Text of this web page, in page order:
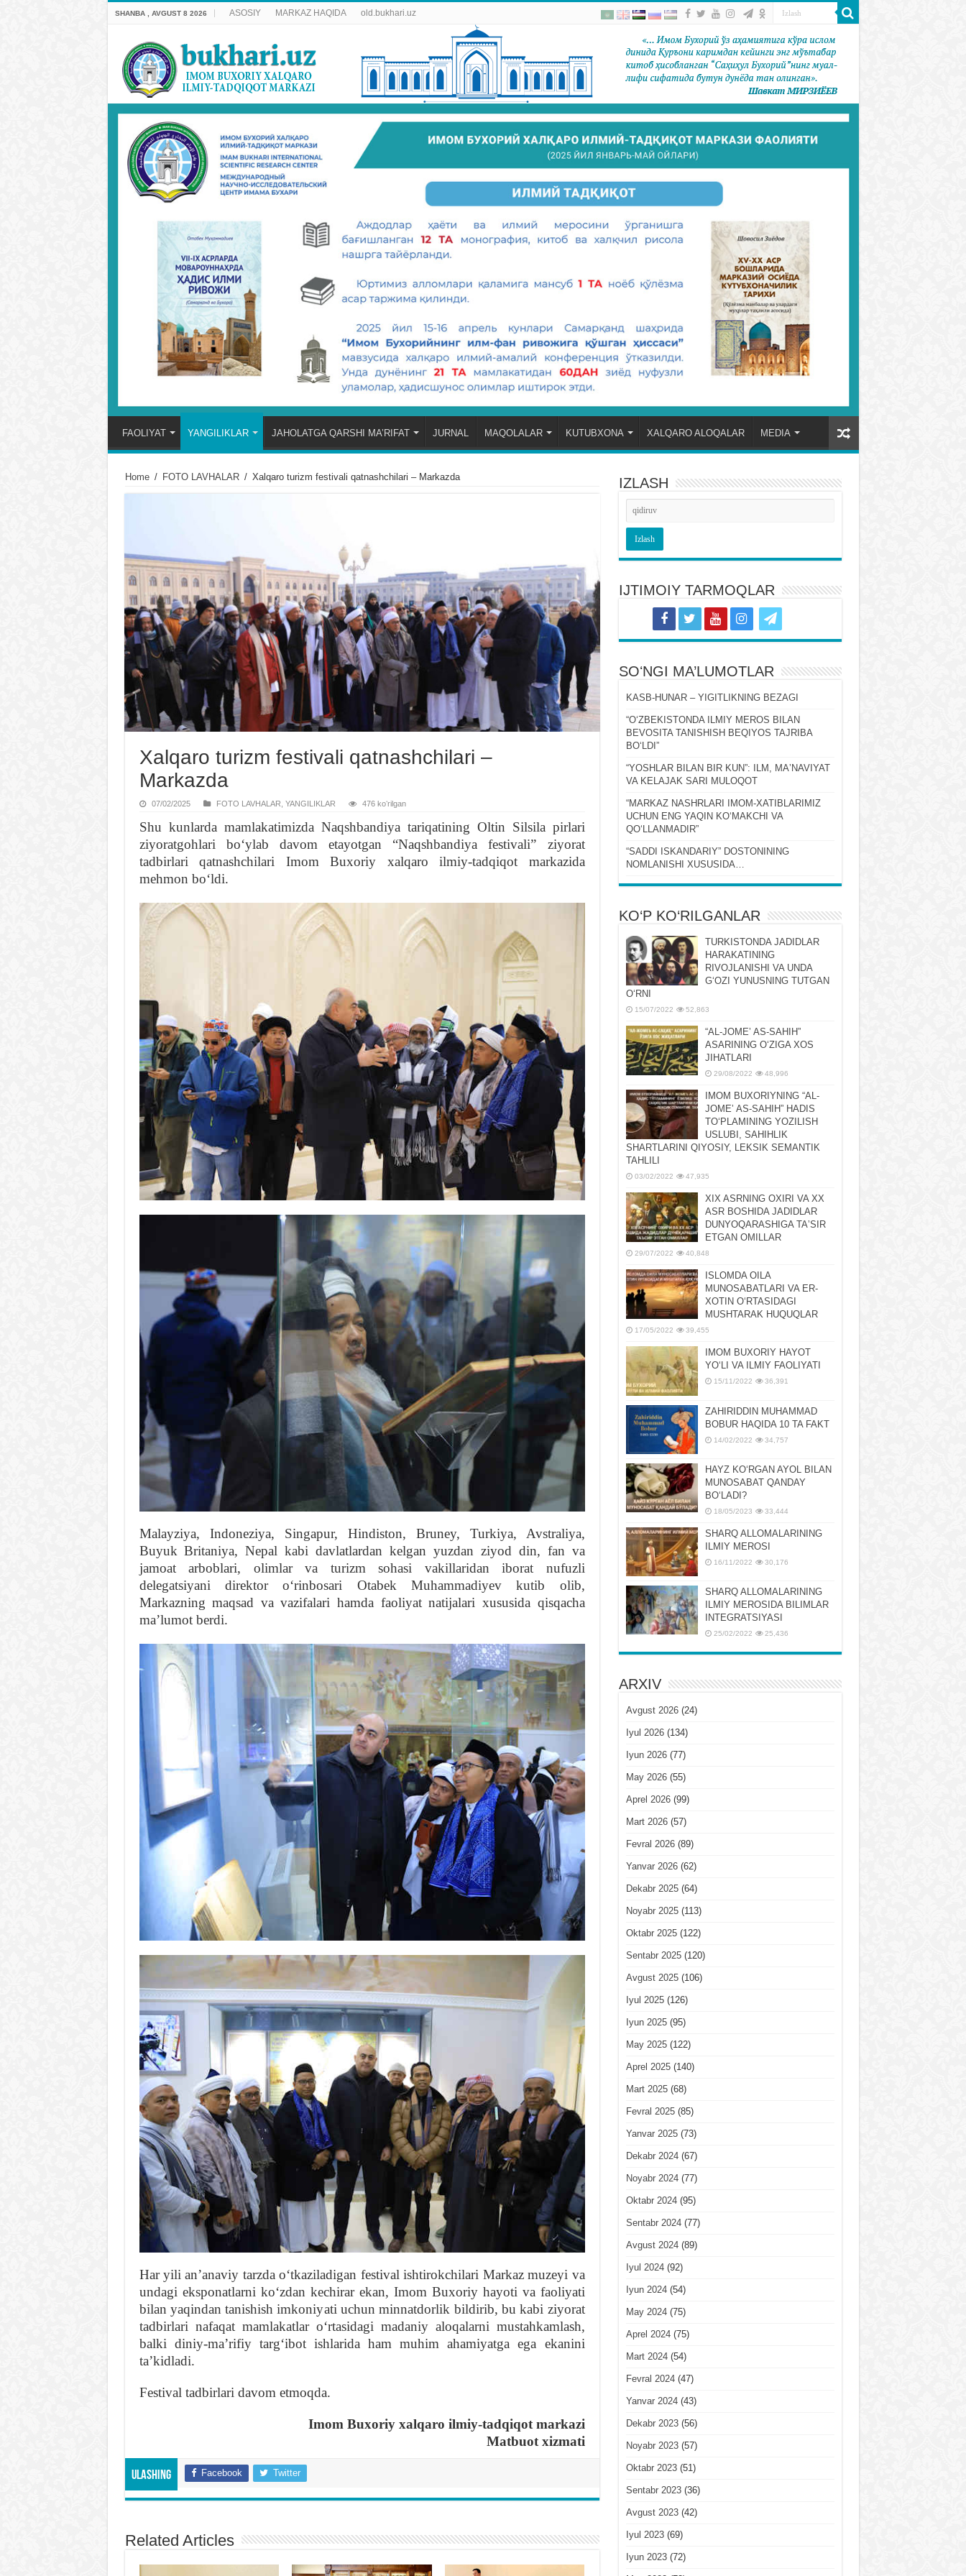
SHANBA , AVGUST 8 2026 ASOSIY MARKAZ HAQIDA old.bukhari.uz
FAOLIYAT YANGILIKLAR JAHOLATGA QARSHI MA’RIFAT JURNAL MAQOLALAR KUTUBXONA XALQARO ALOQALAR MEDIA
Home / FOTO LAVHALAR / Xalqaro turizm festivali qatnashchilari – Markazda
Xalqaro turizm festivali qatnashchilari –
Markazda
07/02/2025 FOTO LAVHALAR, YANGILIKLAR 476 koʻrilgan
Shu kunlarda mamlakatimizda Naqshbandiya tariqatining Oltin Silsila pirlari
ziyoratgohlari boʻylab davom etayotgan “Naqshbandiya festivali” ziyorat
tadbirlari qatnashchilari Imom Buxoriy xalqaro ilmiy-tadqiqot markazida
mehmon boʻldi.
Malayziya, Indoneziya, Singapur, Hindiston, Bruney, Turkiya, Avstraliya,
Buyuk Britaniya, Nepal kabi davlatlardan kelgan yuzdan ziyod din, fan va
jamoat arboblari, olimlar va turizm sohasi vakillaridan iborat nufuzli
delegatsiyani direktor oʻrinbosari Otabek Muhammadiyev kutib olib,
Markazning maqsad va vazifalari hamda faoliyat natijalari xususida qisqacha
maʼlumot berdi.
Har yili anʼanaviy tarzda oʻtkaziladigan festival ishtirokchilari Markaz muzeyi va
undagi eksponatlarni koʻzdan kechirar ekan, Imom Buxoriy hayoti va faoliyati
bilan yaqindan tanishish imkoniyati uchun minnatdorlik bildirib, bu kabi ziyorat
tadbirlari nafaqat mamlakatlar oʻrtasidagi madaniy aloqalarni mustahkamlash,
balki diniy-maʼrifiy targʻibot ishlarida ham muhim ahamiyatga ega ekanini
taʼkidladi.
Festival tadbirlari davom etmoqda.
Imom Buxoriy xalqaro ilmiy-tadqiqot markazi
Matbuot xizmati
Ulashing Facebook Twitter
Related Articles
IZLASH
IJTIMOIY TARMOQLAR
SOʻNGI MA’LUMOTLAR
KASB-HUNAR – YIGITLIKNING BEZAGI
“OʻZBEKISTONDA ILMIY MEROS BILAN
BEVOSITA TANISHISH BEQIYOS TAJRIBA
BOʻLDI”
“YOSHLAR BILAN BIR KUN”: ILM, MAʼNAVIYAT
VA KELAJAK SARI MULOQOT
“MARKAZ NASHRLARI IMOM-XATIBLARIMIZ
UCHUN ENG YAQIN KOʻMAKCHI VA
QOʻLLANMADIR”
“SADDI ISKANDARIY” DOSTONINING
NOMLANISHI XUSUSIDA…
KO‘P KO‘RILGANLAR
TURKISTONDA JADIDLAR
HARAKATINING
RIVOJLANISHI VA UNDA
GʻOZI YUNUSNING TUTGAN
OʻRNI
15/07/2022 52,863
“AL-JOMEʼ AS-SAHIH”
ASARINING OʻZIGA XOS
JIHATLARI
29/08/2022 48,996
IMOM BUXORIYNING “AL-
JOMEʼ AS-SAHIH” HADIS
TOʻPLAMINING YOZILISH
USLUBI, SAHIHLIK
SHARTLARINI QIYOSIY, LЕKSIK SЕMANTIK
TAHLILI
03/02/2022 47,935
XIX ASRNING OXIRI VA XX
ASR BOSHIDA JADIDLAR
DUNYOQARASHIGA TAʼSIR
ETGAN OMILLAR
29/07/2022 40,848
ISLOMDA OILA
MUNOSABATLARI VA ER-
XOTIN OʻRTASIDAGI
MUSHTARAK HUQUQLAR
17/05/2022 39,455
IMOM BUXORIY HAYOT
YOʻLI VA ILMIY FAOLIYATI
15/11/2022 36,391
ZAHIRIDDIN MUHAMMAD
BOBUR HAQIDA 10 TA FAKT
14/02/2022 34,757
HAYZ KOʻRGAN AYOL BILAN
MUNOSABAT QANDAY
BOʻLADI?
18/05/2023 33,444
SHARQ ALLOMALARINING
ILMIY MEROSI
16/11/2022 30,176
SHARQ ALLOMALARINING
ILMIY MЕROSIDA BILIMLAR
INTЕGRATSIYASI
25/02/2022 25,436
ARXIV
Avgust 2026(24)
Iyul 2026(134)
Iyun 2026(77)
May 2026(55)
Aprel 2026(99)
Mart 2026(57)
Fevral 2026(89)
Yanvar 2026(62)
Dekabr 2025(64)
Noyabr 2025(113)
Oktabr 2025(122)
Sentabr 2025(120)
Avgust 2025(106)
Iyul 2025(126)
Iyun 2025(95)
May 2025(122)
Aprel 2025(140)
Mart 2025(68)
Fevral 2025(85)
Yanvar 2025(73)
Dekabr 2024(67)
Noyabr 2024(77)
Oktabr 2024(95)
Sentabr 2024(77)
Avgust 2024(89)
Iyul 2024(92)
Iyun 2024(54)
May 2024(75)
Aprel 2024(75)
Mart 2024(54)
Fevral 2024(47)
Yanvar 2024(43)
Dekabr 2023(56)
Noyabr 2023(57)
Oktabr 2023(51)
Sentabr 2023(36)
Avgust 2023(42)
Iyul 2023(69)
Iyun 2023(72)